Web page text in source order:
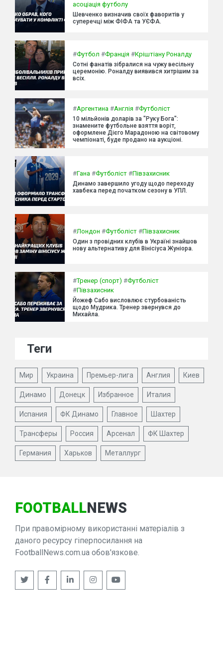
асоціація футболу
Шевченко визначив своїх фаворитів у
суперечці між ФІФА та УЄФА.
#Футбол #Франція #Кріштіану Роналду
Сотні фанатів зібралися на чужу весільну
церемонію. Роналду виявився хитрішим за
всіх.
#Аргентина #Англія #Футболіст
10 мільйонів доларів за "Руку Бога":
знамените футбольне взяття воріт,
оформлене Дієго Марадоною на світовому
чемпіонаті, буде продано на аукціоні.
#Гана #Футболіст #Півзахисник
Динамо завершило угоду щодо переходу
хавбека перед початком сезону в УПЛ.
#Лондон #Футболіст #Півзахисник
Один з провідних клубів в Україні знайшов
нову альтернативу для Вінісіуса Жуніора.
#Тренер (спорт) #Футболіст
#Півзахисник
Йожеф Сабо висловлює стурбованість
щодо Мудрика. Тренер звернувся до
Михайла.
Теги
Мир Украина Премьер-лига Англия Киев
Динамо Донецк Избранное Италия
Испания ФК Динамо Главное Шахтер
Трансферы Россия Арсенал ФК Шахтер
Германия Харьков Металлург
FOOTBALLNEWS
При правомірному використанні матеріалів з
даного ресурсу гіперпосилання на
FootballNews.com.ua обов'язкове.